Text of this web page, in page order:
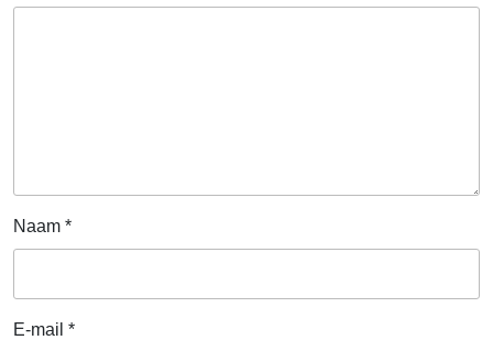
Naam *
E-mail *